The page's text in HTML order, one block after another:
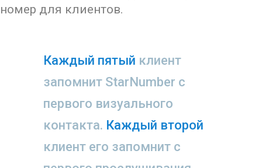
номер для клиентов.
Каждый пятый клиент
запомнит StarNumber с
первого визуального
контакта. Каждый второй
клиент его запомнит с